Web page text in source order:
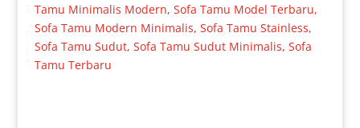
Tamu Minimalis Modern, Sofa Tamu Model Terbaru,
Sofa Tamu Modern Minimalis, Sofa Tamu Stainless,
Sofa Tamu Sudut, Sofa Tamu Sudut Minimalis, Sofa
Tamu Terbaru